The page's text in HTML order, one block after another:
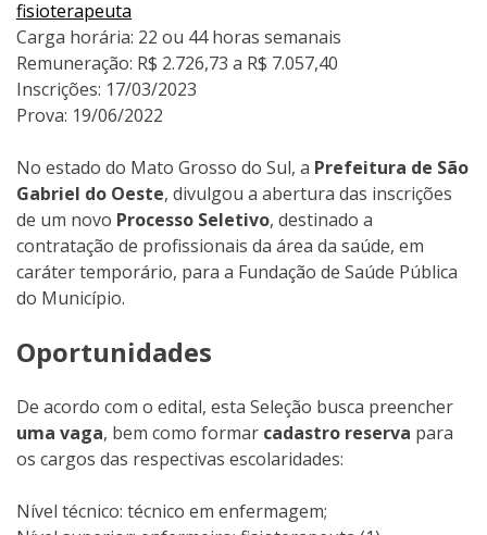
fisioterapeuta
Carga horária: 22 ou 44 horas semanais
Remuneração: R$ 2.726,73 a R$ 7.057,40
Inscrições: 17/03/2023
Prova: 19/06/2022
No estado do Mato Grosso do Sul, a Prefeitura de São
Gabriel do Oeste, divulgou a abertura das inscrições
de um novo Processo Seletivo, destinado a
contratação de profissionais da área da saúde, em
caráter temporário, para a Fundação de Saúde Pública
do Município.
Oportunidades
De acordo com o edital, esta Seleção busca preencher
uma vaga, bem como formar cadastro reserva para
os cargos das respectivas escolaridades:
Nível técnico: técnico em enfermagem;